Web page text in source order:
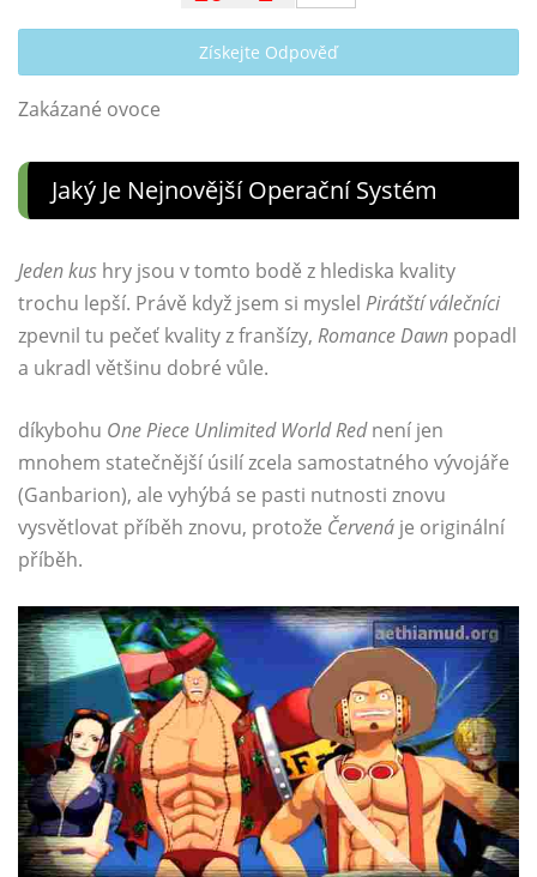
Získejte Odpověď
Zakázané ovoce
Jaký Je Nejnovější Operační Systém
Jeden kus hry jsou v tomto bodě z hlediska kvality
trochu lepší. Právě když jsem si myslel Pirátští válečníci
zpevnil tu pečeť kvality z franšízy, Romance Dawn popadl
a ukradl většinu dobré vůle.
díkybohu One Piece Unlimited World Rednení jen
mnohem statečnější úsilí zcela samostatného vývojáře
(Ganbarion), ale vyhýbá se pasti nutnosti znovu
vysvětlovat příběh znovu, protože Červená je originální
příběh.